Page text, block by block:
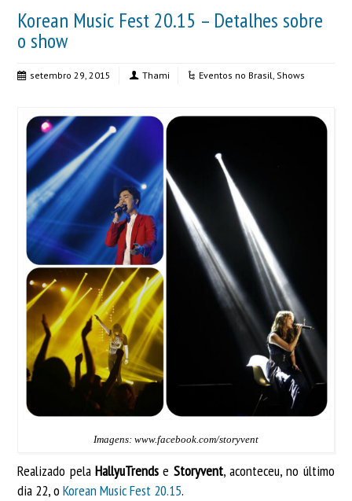
Korean Music Fest 20.15 – Detalhes sobre
o show
setembro 29, 2015 Thami Eventos no Brasil, Shows
Imagens: www.facebook.com/storyvent
Realizado pelaHallyuTrends e Storyvent, aconteceu, no último
dia 22, oKorean Music Fest 20.15.